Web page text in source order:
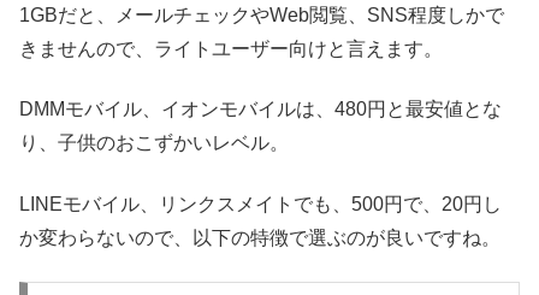
1GBだと、メールチェックやWeb閲覧、SNS程度しかで
きませんので、ライトユーザー向けと言えます。
DMMモバイル、イオンモバイルは、480円と最安値とな
り、子供のおこずかいレベル。
LINEモバイル、リンクスメイトでも、500円で、20円し
か変わらないので、以下の特徴で選ぶのが良いですね。